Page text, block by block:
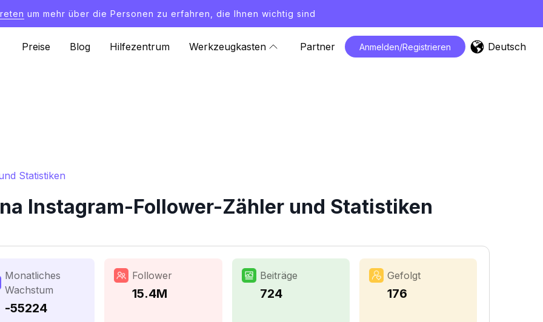
um mehr über die Personen zu erfahren, die Ihnen wichtig sind
Preise Blog Hilfezentrum Werkzeugkasten Partner Anmelden/Registrieren Deutsch
Statistiken
Instagram-Follower-Zähler und Statistiken
Monatliches
Wachstum
-55224
Follower
15.4M
Beiträge
724
Gefolgt
176